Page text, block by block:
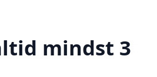
mindst 3